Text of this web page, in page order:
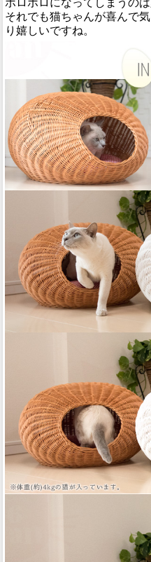
ボロボロになってしまうのは
それでも猫ちゃんが喜んで
り嬉しいですね。